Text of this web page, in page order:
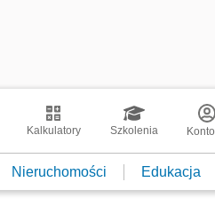
Kalkulatory Szkolenia Konto
Nieruchomości Edukacja